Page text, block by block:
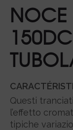
NOCE
Questi
l’effetto
tipiche